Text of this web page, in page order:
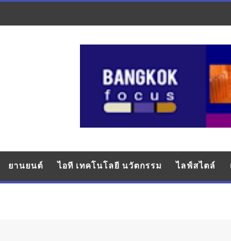
ยานยนต์ ไอที เทคโนโลยี นวัตกรรม ไลฟ์สไตล์